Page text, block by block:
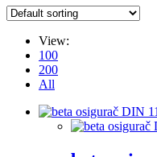
View:
100
200
All